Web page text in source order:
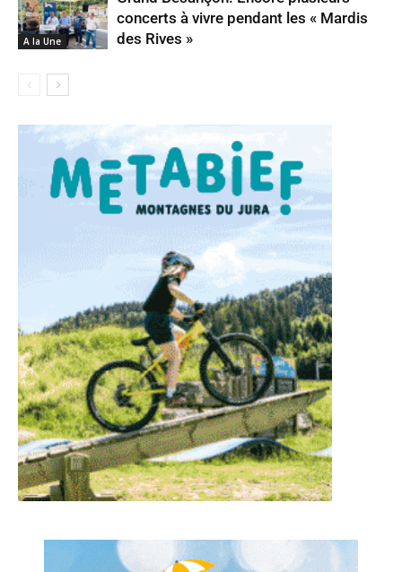
A la Une
concerts à vivre pendant les « Mardis
des Rives »